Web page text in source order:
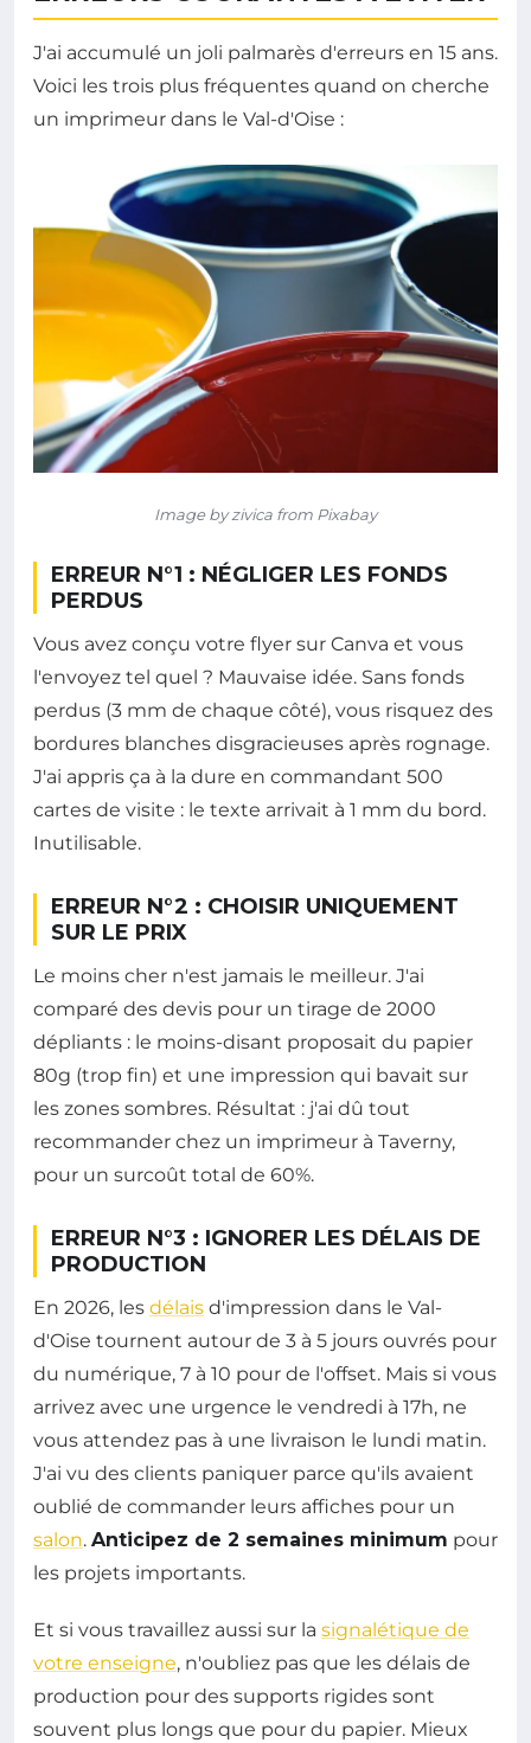
J'ai accumulé un joli palmarès d'erreurs en 15 ans.
Voici les trois plus fréquentes quand on cherche
un imprimeur dans le Val-d'Oise :
Image by zivica from Pixabay
ERREUR N°1 : NÉGLIGER LES FONDS
PERDUS
Vous avez conçu votre flyer sur Canva et vous
l'envoyez tel quel ? Mauvaise idée. Sans fonds
perdus (3 mm de chaque côté), vous risquez des
bordures blanches disgracieuses après rognage.
J'ai appris ça à la dure en commandant 500
cartes de visite : le texte arrivait à 1 mm du bord.
Inutilisable.
ERREUR N°2 : CHOISIR UNIQUEMENT
SUR LE PRIX
Le moins cher n'est jamais le meilleur. J'ai
comparé des devis pour un tirage de 2000
dépliants : le moins-disant proposait du papier
80g (trop fin) et une impression qui bavait sur
les zones sombres. Résultat : j'ai dû tout
recommander chez un imprimeur à Taverny,
pour un surcoût total de 60%.
ERREUR N°3 : IGNORER LES DÉLAIS DE
PRODUCTION
En 2026, les délais d'impression dans le Val-
d'Oise tournent autour de 3 à 5 jours ouvrés pour
du numérique, 7 à 10 pour de l'offset. Mais si vous
arrivez avec une urgence le vendredi à 17h, ne
vous attendez pas à une livraison le lundi matin.
J'ai vu des clients paniquer parce qu'ils avaient
oublié de commander leurs affiches pour un
salon. Anticipez de 2 semaines minimum pour
les projets importants.
Et si vous travaillez aussi sur la signalétique de
votre enseigne, n'oubliez pas que les délais de
production pour des supports rigides sont
souvent plus longs que pour du papier. Mieux